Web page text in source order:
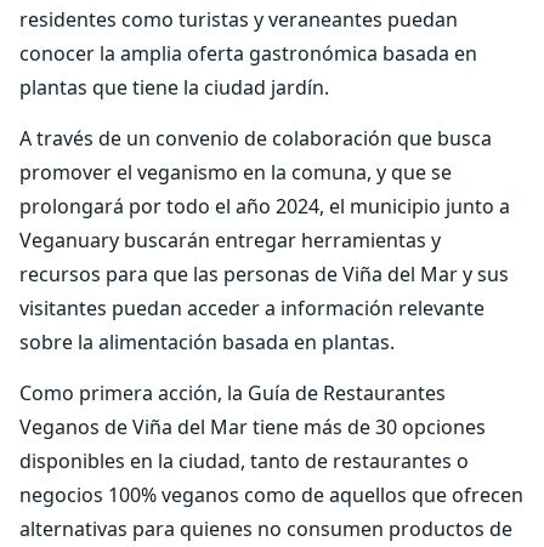
residentes como turistas y veraneantes puedan
conocer la amplia oferta gastronómica basada en
plantas que tiene la ciudad jardín.
A través de un convenio de colaboración que busca
promover el veganismo en la comuna, y que se
prolongará por todo el año 2024, el municipio junto a
Veganuary buscarán entregar herramientas y
recursos para que las personas de Viña del Mar y sus
visitantes puedan acceder a información relevante
sobre la alimentación basada en plantas.
Como primera acción, la Guía de Restaurantes
Veganos de Viña del Mar tiene más de 30 opciones
disponibles en la ciudad, tanto de restaurantes o
negocios 100% veganos como de aquellos que ofrecen
alternativas para quienes no consumen productos de